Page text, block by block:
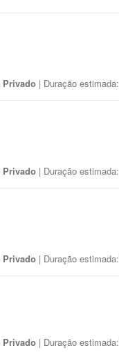
Privado | Duração estimada:
Privado | Duração estimada:
Privado | Duração estimada:
Privado | Duração estimada: